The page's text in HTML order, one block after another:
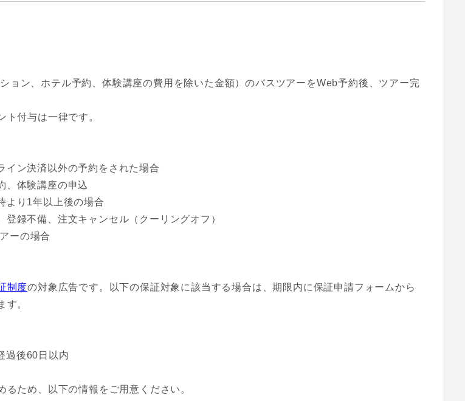
ョン、ホテル予約、体験講座の費用を除いた金額）のバスツアーをWeb予約後、ツアー完
付与は一律です。
イン決済以外の予約をされた場合
、体験講座の申込
より1年以上後の場合
登録不備、注文キャンセル（クーリングオフ）
ーの場合
制度の対象広告です。以下の保証対象に該当する場合は、期限内に保証申請フォームから
す。
過後60日以内
るため、以下の情報をご用意ください。